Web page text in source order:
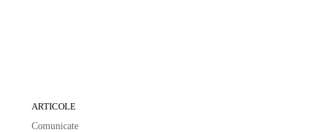
ARTICOLE
Comunicate